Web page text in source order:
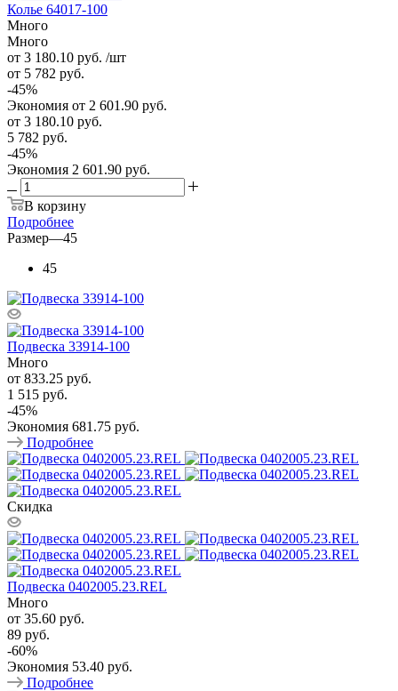
Колье 64017-100
Много
Много
от 3 180.10 руб. /шт
от 5 782 руб.
-45%
Экономия от 2 601.90 руб.
от 3 180.10 руб.
5 782 руб.
-45%
Экономия 2 601.90 руб.
В корзину
Подробнее
Размер—45
45
Подвеска 33914-100
Много
от 833.25 руб.
1 515 руб.
-45%
Экономия 681.75 руб.
Подробнее
Скидка
Подвеска 0402005.23.REL
Много
от 35.60 руб.
89 руб.
-60%
Экономия 53.40 руб.
Подробнее